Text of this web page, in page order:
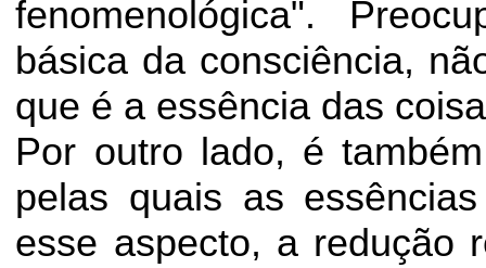
fenomenológica".
básica da consciência,
que é a essência das
Por outro lado, é
pelas quais as
esse aspecto, a redução